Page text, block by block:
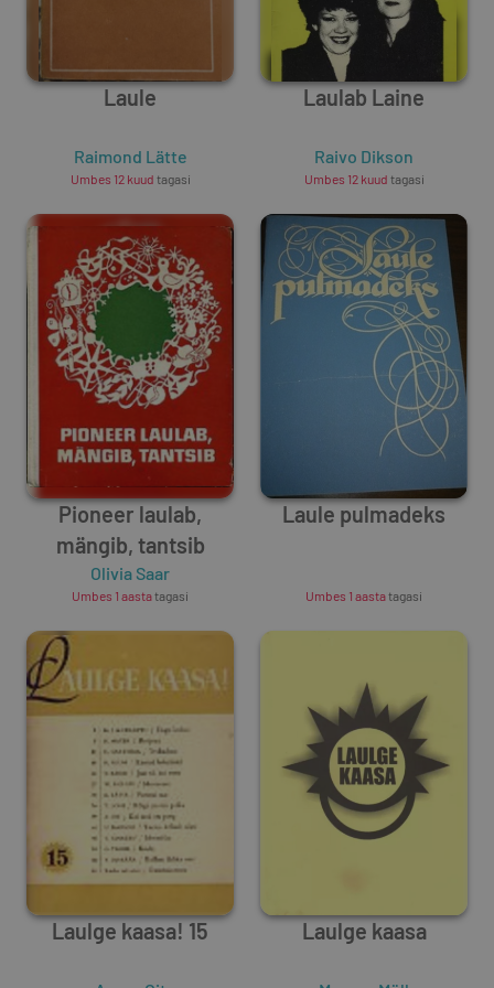
Laule
Raimond Lätte
Umbes 12 kuud tagasi
Laulab Laine
Raivo Dikson
Umbes 12 kuud tagasi
Pioneer laulab,
mängib, tantsib
Olivia Saar
Umbes 1 aastatagasi
Laule pulmadeks
Umbes 1 aastatagasi
Laulge kaasa! 15 Laulge kaasa